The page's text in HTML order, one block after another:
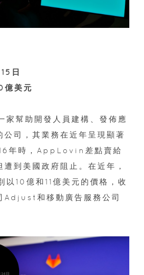
日
億美元
幫助開發人員建構、發佈應
公司，其業務在近年呈現顯著
年時，AppLovin差點賣給
遭到美國政府阻止。在近年，
10億和11億美元的價格，收
Adjust和移動廣告服務公司